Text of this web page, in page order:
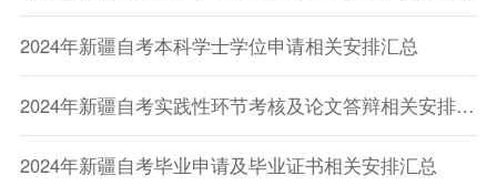
2024年新疆自考本科学士学位申请相关安排汇总
2024年新疆自考实践性环节考核及论文答辩相关安排汇总
2024年新疆自考毕业申请及毕业证书相关安排汇总